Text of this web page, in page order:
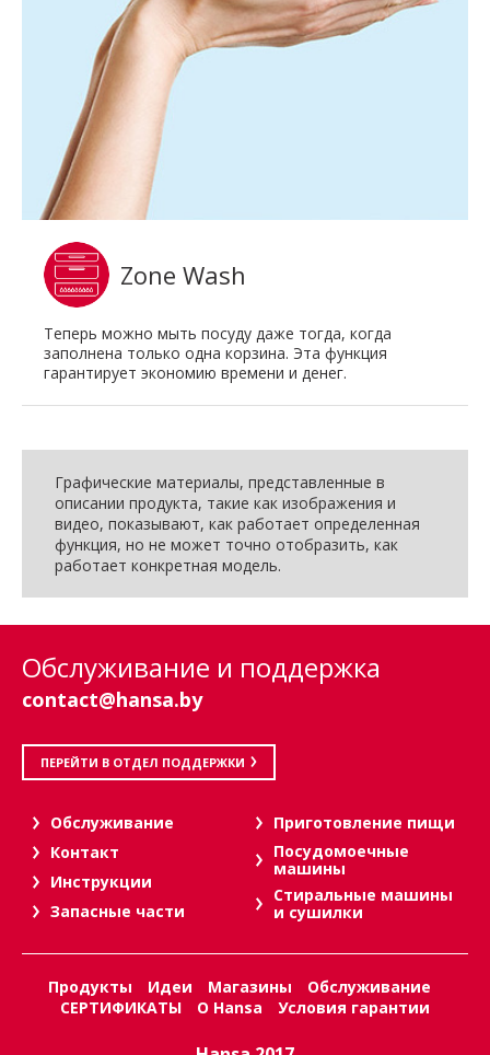
Zone Wash
Теперь можно мыть посуду даже тогда, когда
заполнена только одна корзина. Эта функция
гарантирует экономию времени и денег.
Графические материалы, представленные в
описании продукта, такие как изображения и
видео, показывают, как работает определенная
функция, но не может точно отобразить, как
работает конкретная модель.
Обслуживание и поддержка
contact@hansa.by
ПЕРЕЙТИ В ОТДЕЛ ПОДДЕРЖКИ
Oбслуживание
Контакт
Инструкции
Запасные части
Приготовление пищи
Посудомоечные
машины
Стиральные машины
и сушилки
Продукты Идеи Магазины
Обслуживание
СЕРТИФИКАТЫ
О Hansa Условия гарантии